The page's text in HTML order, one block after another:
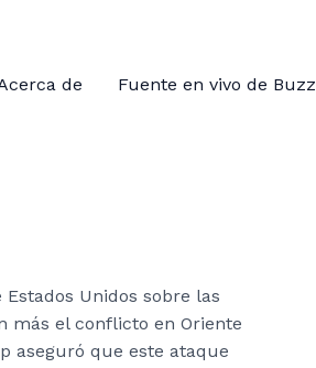
de Fuente en vivo de Buzz
Unidos sobre las
más el conflicto en Oriente
aseguró que este ataque